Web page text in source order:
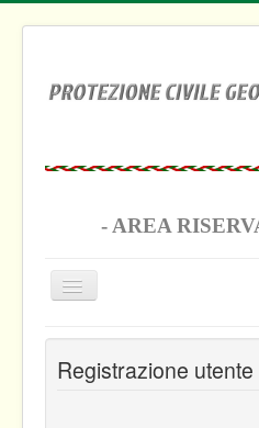
- AREA
Cambia
Home sito
Elenco soci
Registrazione utente